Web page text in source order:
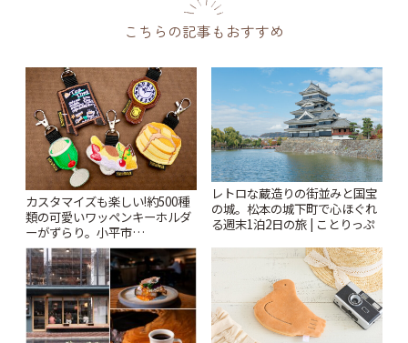
こちらの記事もおすすめ
カスタマイズも楽しい!約500種
類の可愛いワッペンキーホルダ
ーがずらり。小平市
「Kimamaya T&K」 | ことりっ
ぷ
レトロな蔵造りの街並みと国宝
の城。松本の城下町で心ほぐれ
る週末1泊2日の旅 | ことりっぷ